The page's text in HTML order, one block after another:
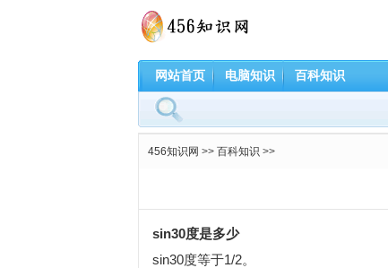
网站首页 电脑知识 百科知识
456知识网 >> 百科知识 >>
sin30度是多少
sin30度等于1/2。